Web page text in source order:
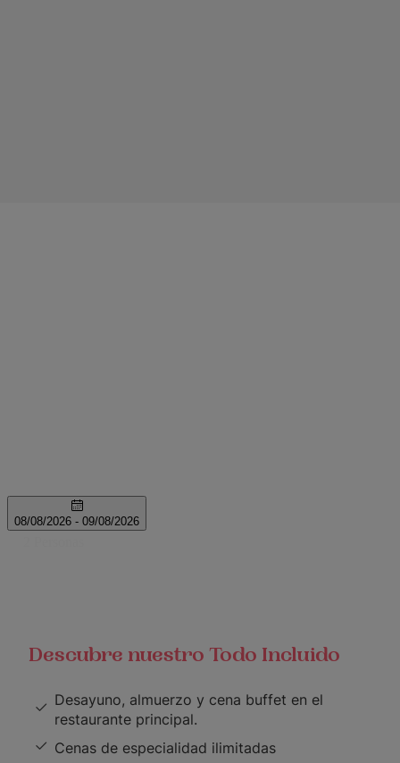
Descubre nuestro Todo Incluido
Desayuno, almuerzo y cena buffet en el
restaurante principal.
Cenas de especialidad ilimitadas